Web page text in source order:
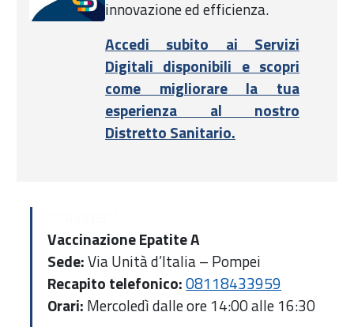
innovazione ed efficienza.
Accedi subito ai Servizi
Digitali disponibili e scopri
come migliorare la tua
esperienza al nostro
Distretto Sanitario.
Vaccinazione Epatite A
Sede:Via Unità d’Italia – Pompei
Recapito telefonico:08118433959
Orari: Mercoledì dalle ore 14:00 alle 16:30